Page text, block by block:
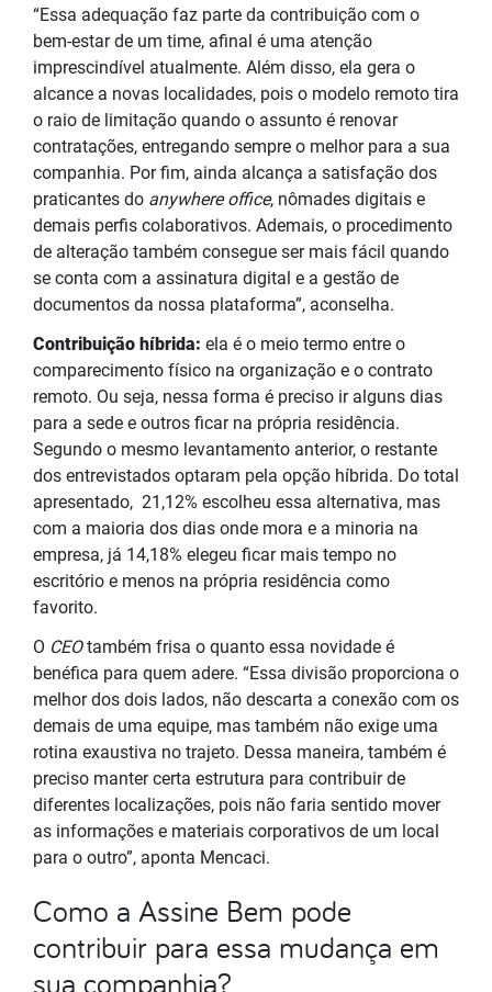
“Essa adequação faz parte da contribuição com o
bem-estar de um time, afinal é uma atenção
imprescindível atualmente. Além disso, ela gera o
alcance a novas localidades, pois o modelo remoto tira
o raio de limitação quando o assunto é renovar
contratações, entregando sempre o melhor para a sua
companhia. Por fim, ainda alcança a satisfação dos
praticantes do anywhere office, nômades digitais e
demais perfis colaborativos. Ademais, o procedimento
de alteração também consegue ser mais fácil quando
se conta com a assinatura digital e a gestão de
documentos da nossa plataforma”, aconselha.
Contribuição híbrida: ela é o meio termo entre o
comparecimento físico na organização e o contrato
remoto. Ou seja, nessa forma é preciso ir alguns dias
para a sede e outros ficar na própria residência.
Segundo o mesmo levantamento anterior, o restante
dos entrevistados optaram pela opção híbrida. Do total
apresentado, 21,12% escolheu essa alternativa, mas
com a maioria dos dias onde mora e a minoria na
empresa, já 14,18% elegeu ficar mais tempo no
escritório e menos na própria residência como
favorito.
O CEOtambém frisa o quanto essa novidade é
benéfica para quem adere. “Essa divisão proporciona o
melhor dos dois lados, não descarta a conexão com os
demais de uma equipe, mas também não exige uma
rotina exaustiva no trajeto. Dessa maneira, também é
preciso manter certa estrutura para contribuir de
diferentes localizações, pois não faria sentido mover
as informações e materiais corporativos de um local
para o outro”, aponta Mencaci.
Como a Assine Bem pode
contribuir para essa mudança em
sua companhia?